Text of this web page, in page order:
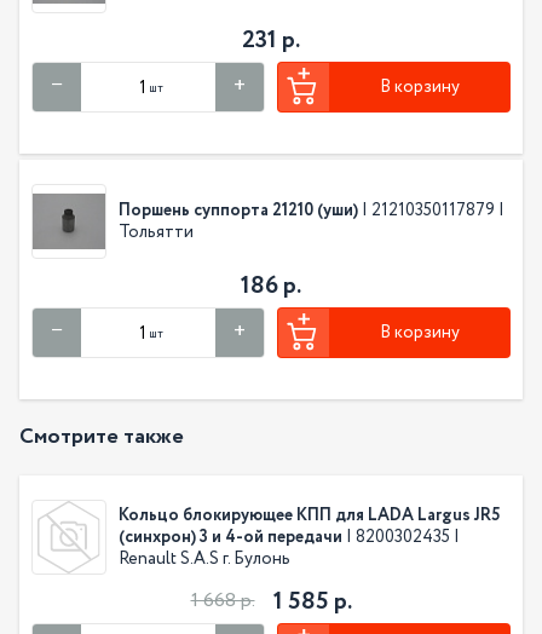
231 р.
шт В корзину
Поршень суппорта 21210 (уши) | 21210350117879 |
Тольятти
186 р.
шт В корзину
Смотрите также
Кольцо блокирующее КПП для LADA Largus JR5
(синхрон) 3 и 4-ой передачи | 8200302435 |
Renault S.A.S г. Булонь
1 668 р. 1 585 р.